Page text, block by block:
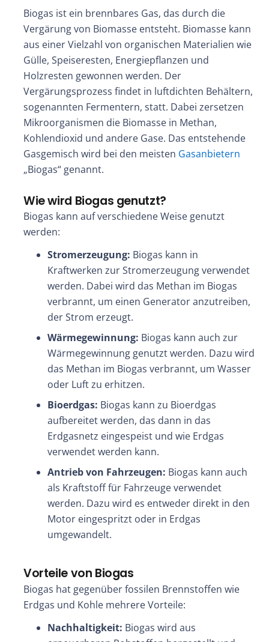
Biogas ist ein brennbares Gas, das durch die
Vergärung von Biomasse entsteht. Biomasse kann
aus einer Vielzahl von organischen Materialien wie
Gülle, Speiseresten, Energiepflanzen und
Holzresten gewonnen werden. Der
Vergärungsprozess findet in luftdichten Behältern,
sogenannten Fermentern, statt. Dabei zersetzen
Mikroorganismen die Biomasse in Methan,
Kohlendioxid und andere Gase. Das entstehende
Gasgemisch wird bei den meisten Gasanbietern
„Biogas“ genannt.
Wie wird Biogas genutzt?
Biogas kann auf verschiedene Weise genutzt
werden:
Stromerzeugung: Biogas kann in
Kraftwerken zur Stromerzeugung verwendet
werden. Dabei wird das Methan im Biogas
verbrannt, um einen Generator anzutreiben,
der Strom erzeugt.
Wärmegewinnung: Biogas kann auch zur
Wärmegewinnung genutzt werden. Dazu wird
das Methan im Biogas verbrannt, um Wasser
oder Luft zu erhitzen.
Bioerdgas: Biogas kann zu Bioerdgas
aufbereitet werden, das dann in das
Erdgasnetz eingespeist und wie Erdgas
verwendet werden kann.
Antrieb von Fahrzeugen: Biogas kann auch
als Kraftstoff für Fahrzeuge verwendet
werden. Dazu wird es entweder direkt in den
Motor eingespritzt oder in Erdgas
umgewandelt.
Vorteile von Biogas
Biogas hat gegenüber fossilen Brennstoffen wie
Erdgas und Kohle mehrere Vorteile:
Nachhaltigkeit: Biogas wird aus